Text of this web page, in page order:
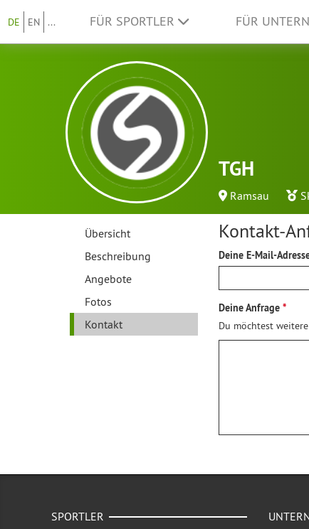
DE EN ... FÜR SPORTLER FÜR
TGH
Ramsau
Übersicht
Beschreibung
Angebote
Fotos
Kontakt
Kontakt-
Deine E-Mail-
Deine Anfrage
Du möchtest
SPORTLER